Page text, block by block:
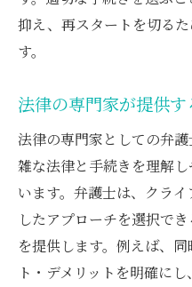
切る方法
弁護士が示す新
弁護士相談で得
破産後の法律的
弁護士が教える
新たなスタート
ート
抑え、再スタートを切る
す。
法律の専門家が提供
法律の専門家としての弁
雑な法律と手続きを理解
います。弁護士は、クラ
したアプローチを選択で
を提供します。例えば、
ト・デメリットを明確に